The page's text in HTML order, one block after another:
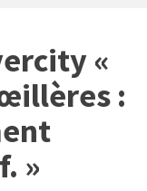
«
:
»